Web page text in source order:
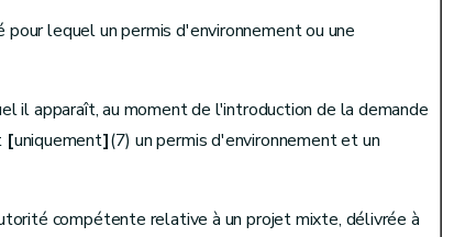
lequel un permis d'environnement ou une
il apparaît, au moment de l'introduction de la demande
[uniquement](7) un permis d'environnement et un
compétente relative à un projet mixte, délivrée à